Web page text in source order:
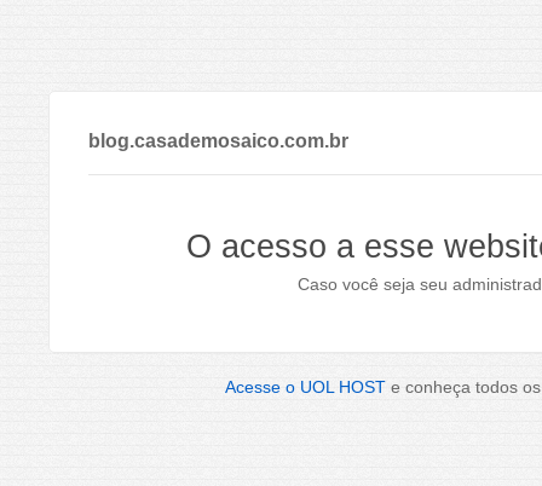
blog.casademosaico.com.br
O acesso a esse
Caso você seja seu
Acesse o UOL HOST e conheça todos